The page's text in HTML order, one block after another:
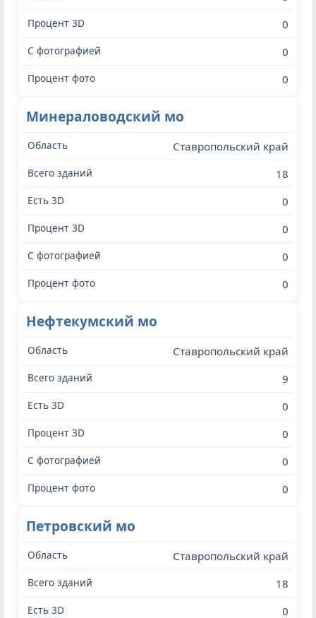
0
0
0
Минераловодский мо
Ставропольский край
18
0
0
0
0
Нефтекумский мо
Ставропольский край
9
0
0
0
0
Петровский мо
Ставропольский край
18
0